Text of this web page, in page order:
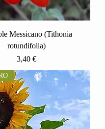
Messicano (Tithonia
rotundifolia)
Prezzo
3,40 €